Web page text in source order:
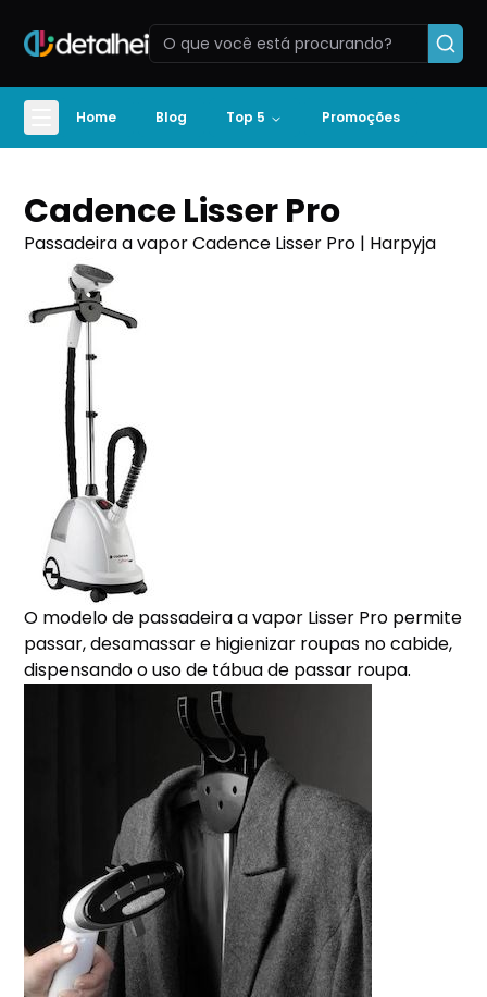
Home Blog Top 5 Promoções
Cadence Lisser Pro
Passadeira a vapor Cadence Lisser Pro | Harpyja
O modelo de passadeira a vapor Lisser Pro permite
passar, desamassar e higienizar roupas no cabide,
dispensando o uso de tábua de passar roupa.